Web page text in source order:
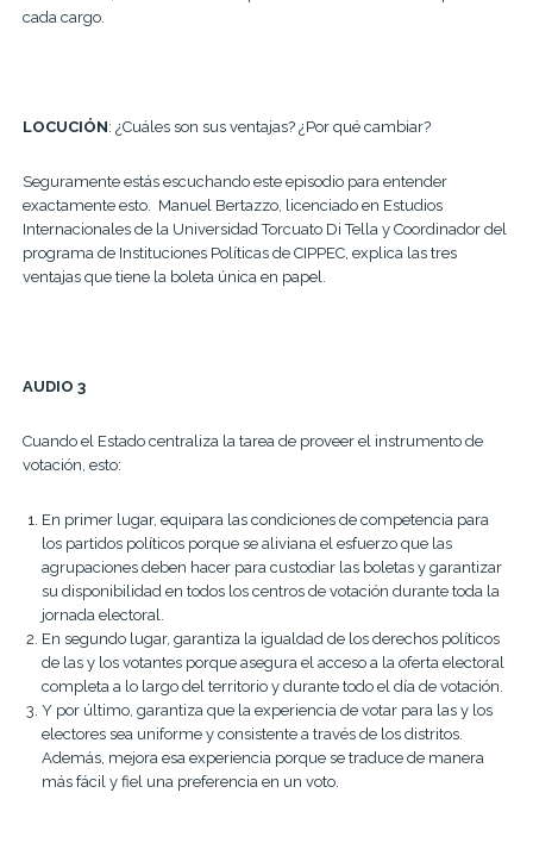
cada cargo.
LOCUCIÓN: ¿Cuáles son sus ventajas? ¿Por qué cambiar?
Seguramente estás escuchando este episodio para entender
exactamente esto. Manuel Bertazzo, licenciado en Estudios
Internacionales de la Universidad Torcuato Di Tella y Coordinador del
programa de Instituciones Políticas de CIPPEC, explica las tres
ventajas que tiene la boleta única en papel.
AUDIO 3
Cuando el Estado centraliza la tarea de proveer el instrumento de
votación, esto:
En primer lugar, equipara las condiciones de competencia para
los partidos políticos porque se aliviana el esfuerzo que las
agrupaciones deben hacer para custodiar las boletas y garantizar
su disponibilidad en todos los centros de votación durante toda la
jornada electoral.
En segundo lugar, garantiza la igualdad de los derechos políticos
de las y los votantes porque asegura el acceso a la oferta electoral
completa a lo largo del territorio y durante todo el día de votación.
Y por último, garantiza que la experiencia de votar para las y los
electores sea uniforme y consistente a través de los distritos.
Además, mejora esa experiencia porque se traduce de manera
más fácil y fiel una preferencia en un voto.